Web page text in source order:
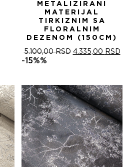
METALIZIRANI
MATERIJAL
TIRKIZNIM SA
FLORALNIM
DEZENOM (150CM)
5.100,00RSD ОРИГИНАЛНА
5.100,00 RSD.
4.335,00 RSD
-15%%